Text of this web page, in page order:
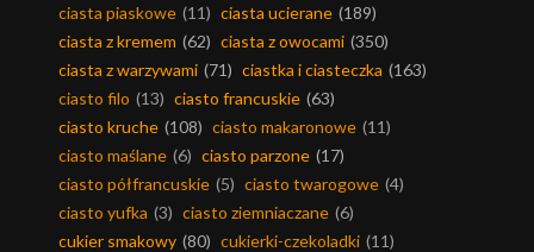
ciasta piaskowe (11) ciasta ucierane (189)
ciasta z kremem (62) ciasta z owocami (350)
ciasta z warzywami (71) ciastka i ciasteczka (163)
ciasto filo (13) ciasto francuskie (63)
ciasto kruche (108) ciasto makaronowe (11)
ciasto maślane (6) ciasto parzone (17)
ciasto półfrancuskie (5) ciasto twarogowe (4)
ciasto yufka (3) ciasto ziemniaczane (6)
cukier smakowy (80) cukierki-czekoladki (11)